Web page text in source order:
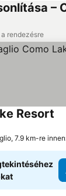
–
rendezésre
Resort
7.9 km-re